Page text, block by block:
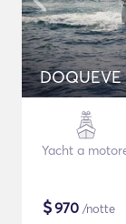
Yacht a
$970 /notte